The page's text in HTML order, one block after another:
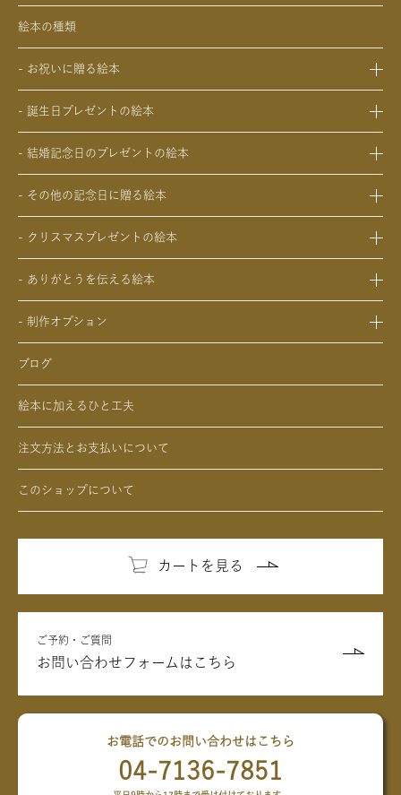
絵本の種類
- お祝いに贈る絵本
- 結婚祝いの絵本
- 入園・入学／卒園・卒業祝いの絵本
- 還暦祝いの絵本
- 誕生日プレゼントの絵本
- 小学生の子供への誕生日プレゼントの絵本
- 20歳の誕生日プレゼントの絵本
- 女性、妻、彼女、女友達への誕生日プレゼントの絵本
- 男性、夫、彼氏、男友達への誕生日プレゼントの絵本
- 結婚記念日のプレゼントの絵本
- 両親への結婚記念日の絵本
- その他の記念日に贈る絵本
- バレンタインデー / ホワイトデーの絵本
- 敬老の日のプレゼントの絵本
- クリスマスプレゼントの絵本
- 中学生、高校生、大学生へのクリスマスプレゼントの絵本
- 女性、彼女、妻、女友達へのクリスマスプレゼントの絵本
- ありがとうを伝える絵本
- 制作オプション
ブログ
絵本に加えるひと工夫
注文方法とお支払いについて
このショップについて
カートを見る
ご予約・ご質問
お問い合わせフォームはこちら
お電話でのお問い合わせはこちら
04-7136-7851